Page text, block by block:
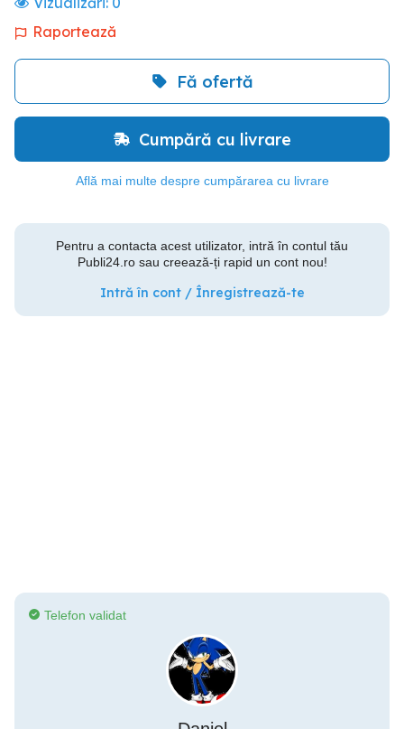
Raportează
Fă ofertă
Cumpără cu livrare
Află mai multe despre cumpărarea cu livrare
Pentru a contacta acest utilizator, intră în contul tău
Publi24.ro sau creează-ți rapid un cont nou!
Intră în cont / Înregistrează-te
Telefon validat